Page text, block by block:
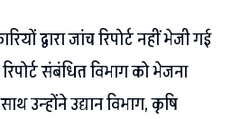
द्वारा जांच रिपोर्ट नहीं भेजी गई
संबंधित विभाग को भेजना
उन्होंने उद्यान विभाग, कृषि